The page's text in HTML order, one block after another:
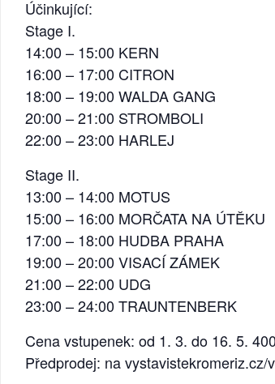
Účinkující:
Stage I.
14:00 – 15:00 KERN
16:00 – 17:00 CITRON
18:00 – 19:00 WALDA GANG
20:00 – 21:00 STROMBOLI
22:00 – 23:00 HARLEJ
Stage II.
13:00 – 14:00 MOTUS
15:00 – 16:00 MORČATA NA ÚTĚKU
17:00 – 18:00 HUDBA PRAHA
19:00 – 20:00 VISACÍ ZÁMEK
21:00 – 22:00 UDG
23:00 – 24:00 TRAUNTENBERK
Cena vstupenek: od 1. 3. do 16. 5.
Předprodej: na vystavistekromeriz.cz/